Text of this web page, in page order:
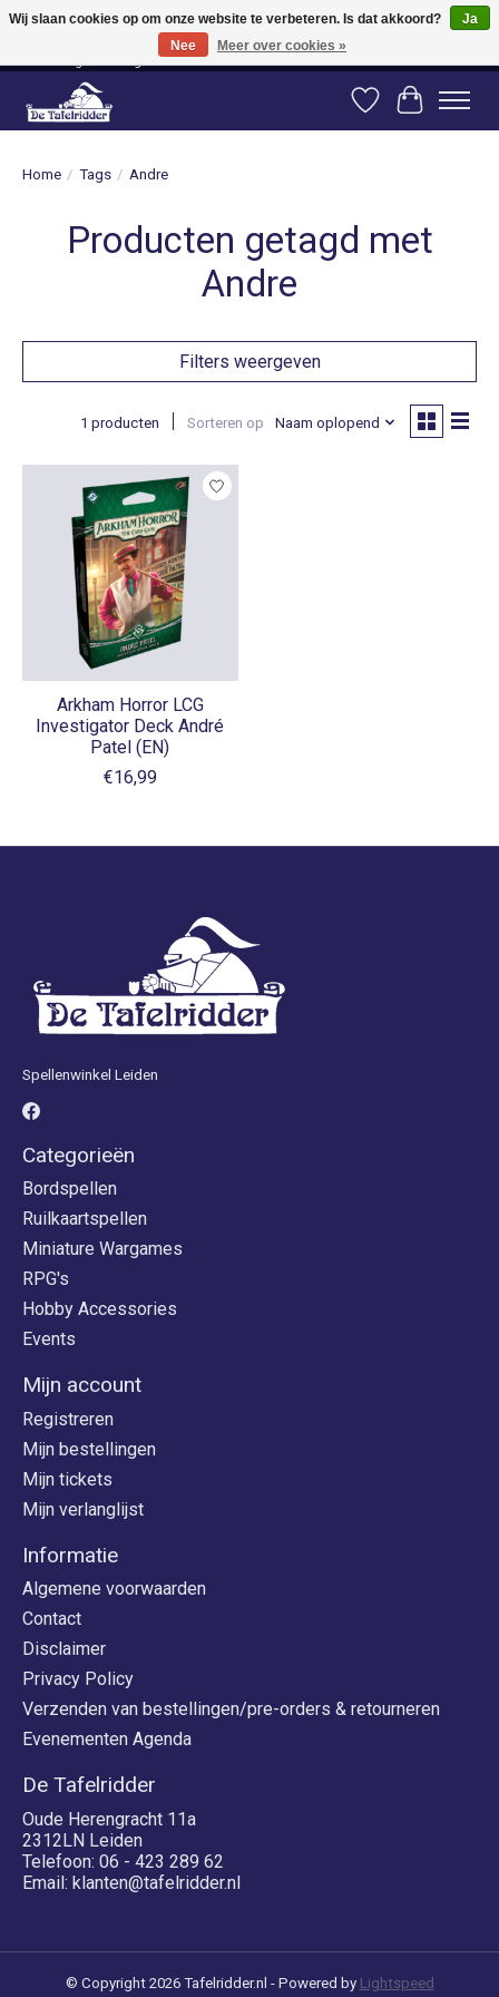
Vanaf 80 euro gratis verzending binnen Nederland! Vanaf 100 euro gratis
verzending naar België en Duitsland!
Verlanglijst
Home / Tags / Andre
Producten getagd met
Andre
Filters weergeven
1 producten Sorteren op Naam oplopend
Arkham Horror LCG
Investigator Deck André
Patel (EN)
€16,99
Spellenwinkel Leiden
Categorieën
Bordspellen
Ruilkaartspellen
Miniature Wargames
RPG's
Hobby Accessories
Events
Mijn account
Registreren
Mijn bestellingen
Mijn tickets
Mijn verlanglijst
Informatie
Algemene voorwaarden
Contact
Disclaimer
Privacy Policy
Verzenden van bestellingen/pre-orders & retourneren
Evenementen Agenda
De Tafelridder
Oude Herengracht 11a
2312LN Leiden
Telefoon: 06 - 423 289 62
Email: klanten@tafelridder.nl
© Copyright 2026 Tafelridder.nl - Powered by Lightspeed
Wij slaan cookies op om onze website te verbeteren. Is dat akkoord?
Ja
Nee
Meer over cookies »